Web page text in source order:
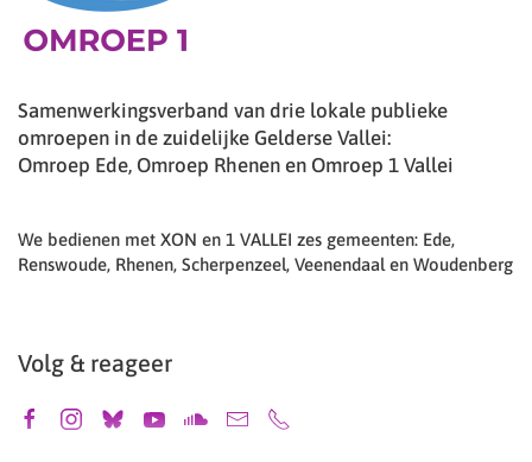
Samenwerkingsverband van drie lokale publieke
omroepen in de zuidelijke Gelderse Vallei:
Omroep Ede, Omroep Rhenen en Omroep 1 Vallei
We bedienen met XON en 1 VALLEI zes gemeenten: Ede,
Renswoude, Rhenen, Scherpenzeel, Veenendaal en Woudenberg
Volg & reageer